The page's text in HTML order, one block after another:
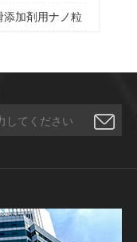
加熱されると構
互作用を変更し
を変更したりす
できます。 2.
材料の拡張応用
添加剤用ナノ粒